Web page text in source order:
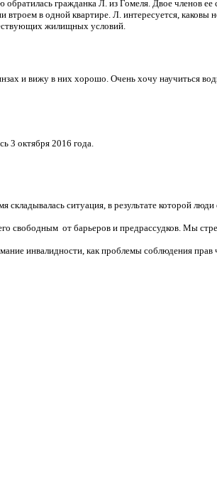
гражданка Л. из Гомеля. Двое членов
в одной квартире. Л. интересуется,
жилищных условий.
и вижу в них хорошо. Очень хочу научиться
3 октября 2016 года.
ситуация, в результате которой
свободным от барьеров и предрассудков. Мы
инвалидности, как проблемы соблюдения